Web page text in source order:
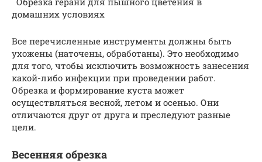
домашних условиях
Все перечисленные инструменты должны быть
ухожены (наточены, обработаны). Это необходимо
для того, чтобы исключить возможность занесения
какой-либо инфекции при проведении работ.
Обрезка и формирование куста может
осуществляться весной, летом и осенью. Они
отличаются друг от друга и преследуют разные
цели.
Весенняя обрезка